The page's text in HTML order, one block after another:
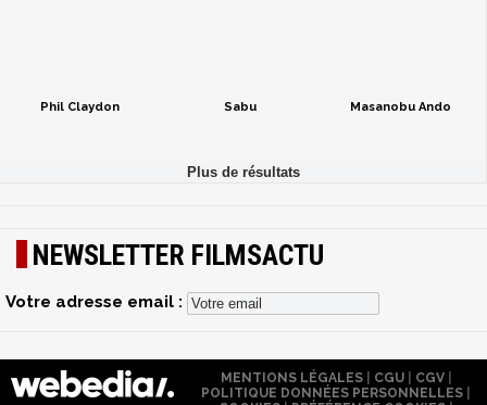
Phil Claydon Sabu Masanobu Ando
NEWSLETTER FILMSACTU
Votre adresse email :
MENTIONS LÉGALES| CGU| CGV|
POLITIQUE DONNÉES PERSONNELLES